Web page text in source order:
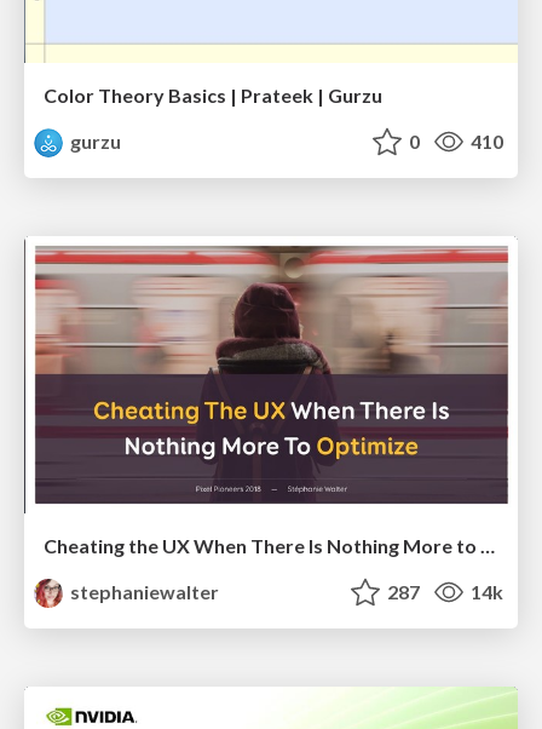
Color Theory Basics | Prateek | Gurzu
gurzu
0 410
Cheating the UX When There Is Nothing More to Optimize - PixelPioneers
stephaniewalter
287 14k